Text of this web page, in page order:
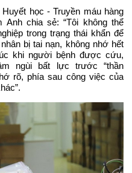
học - Truyền máu hàng
Anh chia sẻ: “Tôi không thể
trong trạng thái khẩn để
bị tai nạn, không nhớ hết
khi người bệnh được cứu,
ngùi bất lực trước “thần
rõ, phía sau công việc của